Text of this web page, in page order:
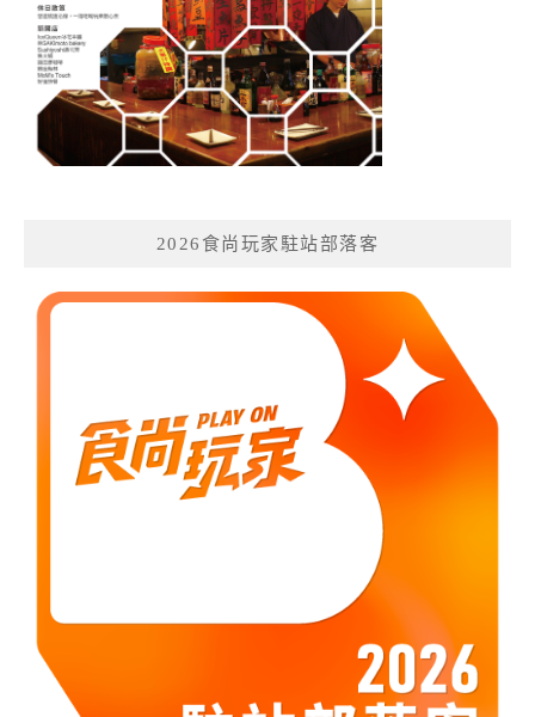
2026食尚玩家駐站部落客